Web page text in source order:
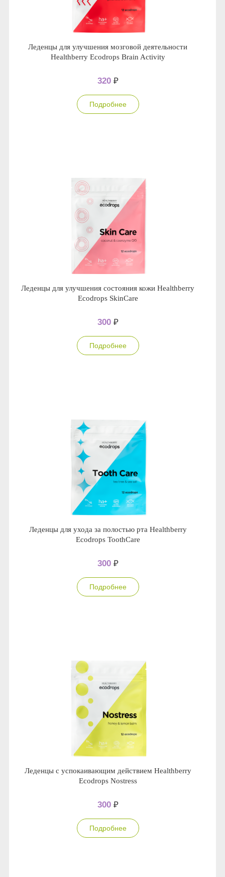
Леденцы для улучшения мозговой деятельности
Healthberry Ecodrops Brain Activity
320 ₽
Подробнее
Леденцы для улучшения состояния кожи Healthberry
Ecodrops SkinCare
300 ₽
Подробнее
Леденцы для ухода за полостью рта Healthberry
Ecodrops ToothCare
300 ₽
Подробнее
Леденцы с успокаивающим действием Healthberry
Ecodrops Nostress
300 ₽
Подробнее